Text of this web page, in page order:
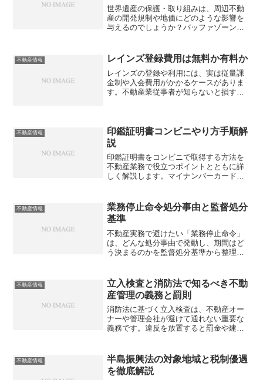
世界遺産の保護・取り組みは、周辺不動
産の開発規制や地価にどのような影響を
与えるのでしょうか？バッファゾーンか
不動産情報 レインズ登録費用は無料か有料か
レインズの登録や利用には、実は従量課
金制や入会費用がかかるケースがありま
す。不動産業従事者が知らないと損する
不動産情報
印鑑証明書コンビニやり方手順解
説
印鑑証明書をコンビニで取得する方法を
不動産業務で役立つポイントとともに詳
しく解説します。マイナンバーカードの
きるようになりますか？
不動産情報
業務停止命令処分事由と監督処分
基準
不動産実務で避けたい「業務停止命令」
は、どんな処分事由で発動し、期間はど
う決まるのかを監督処分基準から整理し
不動産情報
立入検査と消防法で知るべき不動
産管理の義務と罰則
消防法に基づく立入検査は、不動産オー
ナーや管理会社が避けて通れない重要な
義務です。違反を放置すると罰金や建物
不動産情報
半島振興法の対象地域と税制優遇
を徹底解説